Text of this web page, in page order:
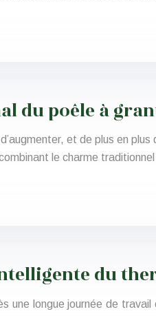
du poêle à
d’augmenter, et de plus en
le charme
du
une longue journée de